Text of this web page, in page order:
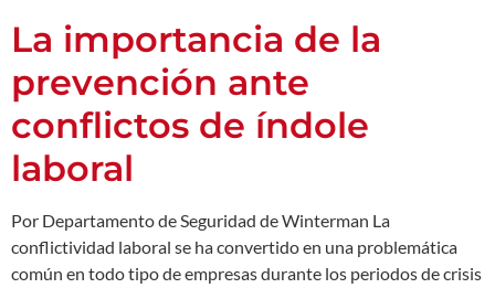
La importancia de la
prevención ante
conflictos de índole
laboral
Por Departamento de Seguridad de Winterman La
conflictividad laboral se ha convertido en una problemática
común en todo tipo de empresas durante los periodos de crisis